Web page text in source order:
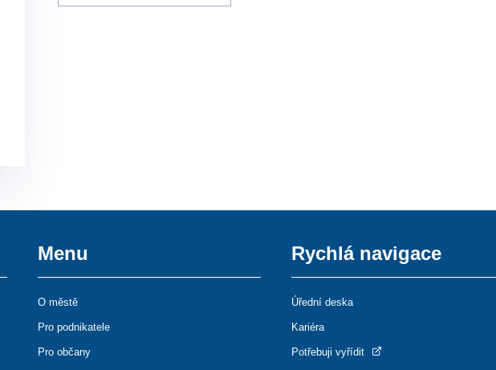
Menu
O městě
Pro podnikatele
Pro občany
Rychlá navigace
Úřední deska
Kariéra
Potřebuji vyřídit